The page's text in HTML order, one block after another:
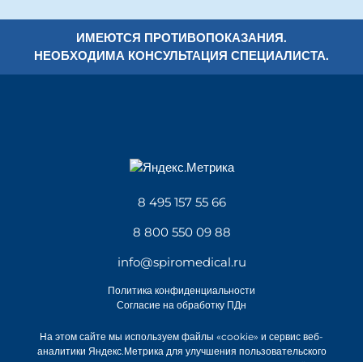
ИМЕЮТСЯ ПРОТИВОПОКАЗАНИЯ.
НЕОБХОДИМА КОНСУЛЬТАЦИЯ СПЕЦИАЛИСТА.
8 495 157 55 66
8 800 550 09 88
info@spiromedical.ru
Политика конфиденциальности
Согласие на обработку ПДн
На этом сайте мы используем файлы «cookie» и сервис веб-
аналитики Яндекс.Метрика для улучшения пользовательского